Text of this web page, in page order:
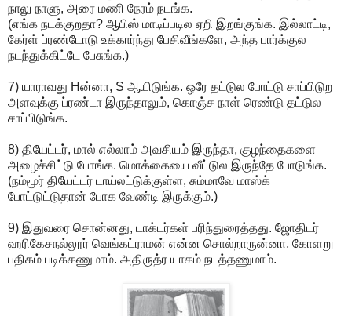
நாலு நாளு, அரை மணி நேரம் நடங்க.
(எங்க நடக்குறதா? ஆபிஸ் மாடிப்படில ஏறி இறங்குங்க. இல்லாட்டி,
கேர்ள் ப்ரண்டோடு உக்கார்ந்து பேசிவீங்களே, அந்த பார்க்குல
நடந்துக்கிட்டே பேசுங்க.)
7) யாராவது Hன்னா, S ஆயிடுங்க. ஒரே தட்டுல போட்டு சாப்பிடுற
அளவுக்கு ப்ரண்டா இருந்தாலும், கொஞ்ச நாள் ரெண்டு தட்டுல
சாப்பிடுங்க.
8) தியேட்டர், மால் எல்லாம் அவசியம் இருந்தா, குழந்தைகளை
அழைச்சிட்டு போங்க. மொக்கையை வீட்டுல இருந்தே போடுங்க.
(நம்மூர் தியேட்டர் டாய்லட்டுக்குள்ள, சும்மாவே மாஸ்க்
போட்டுட்டுதான் போக வேண்டி இருக்கும்.)
9) இதுவரை சொன்னது, டாக்டர்கள் பரிந்துரைத்தது. ஜோதிடர்
ஹரிகேசநல்லூர் வெங்கட்ராமன் என்ன சொல்றாருன்னா, கோளறு
பதிகம் படிக்கணுமாம். அதிருத்ர யாகம் நடத்தணுமாம்.